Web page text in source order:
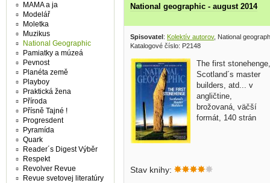
National geographic - august 2014
Spisovatel : Kolektív autorov, National
Katalogové číslo: P2148
The first stonehenge,
Scotland´s master
builders, atd... v
angličtine,
brožovaná, väčší
formát, 140 strán
Stav knihy:
MAMA a ja
Modelář
Moletka
Muzikus
National Geographic
Pamiatky a múzeá
Pevnost
Planéta země
Playboy
Praktická žena
Příroda
Přísně Tajné !
Progresdent
Pyramída
Quark
Reader´s Digest Výběr
Respekt
Revolver Revue
Revue svetovej literatúry